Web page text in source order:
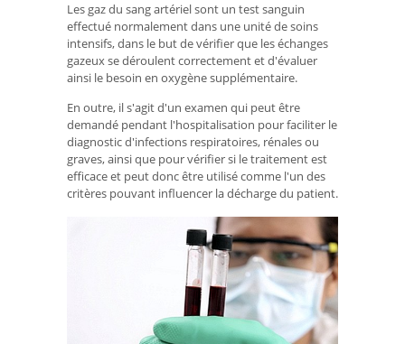
Les gaz du sang artériel sont un test sanguin
effectué normalement dans une unité de soins
intensifs, dans le but de vérifier que les échanges
gazeux se déroulent correctement et d'évaluer
ainsi le besoin en oxygène supplémentaire.
En outre, il s'agit d'un examen qui peut être
demandé pendant l'hospitalisation pour faciliter le
diagnostic d'infections respiratoires, rénales ou
graves, ainsi que pour vérifier si le traitement est
efficace et peut donc être utilisé comme l'un des
critères pouvant influencer la décharge du patient.